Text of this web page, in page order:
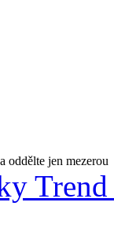
oddělte jen mezerou